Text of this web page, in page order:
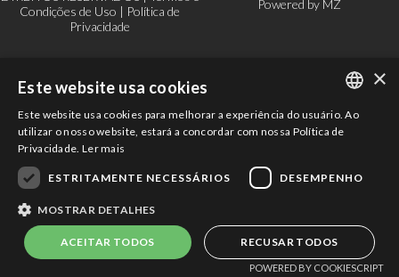
Condições de Uso | Política de
Privacidade
Powered by MZ
PORTUGUESE
×
Este website usa cookies
Este website usa cookies para melhorar a experiência do usuário. Ao
utilizar o nosso website, estará a concordar com nossa Política de
Privacidade. Ler mais
ESTRITAMENTE NECESSÁRIOS DESEMPENHO
MOSTRAR DETALHES
ACEITAR TODOS RECUSAR TODOS
POWERED BY COOKIESCRIPT